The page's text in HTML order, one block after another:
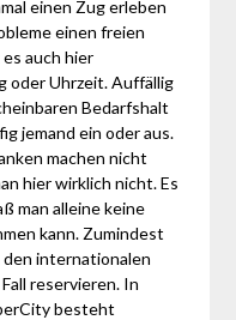
einen Zug erleben
einen freien
auch hier
oder Uhrzeit. Auffällig
Bedarfshalt
jemand ein oder aus.
machen nicht
hier wirklich nicht. Es
man alleine keine
kann. Zumindest
den internationalen
reservieren. In
besteht